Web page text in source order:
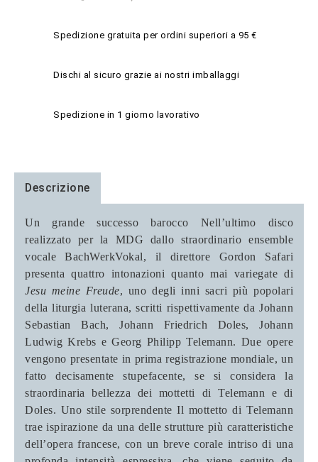
Spedizione gratuita per ordini superiori a 95 €
Dischi al sicuro grazie ai nostri imballaggi
Spedizione in 1 giorno lavorativo
Descrizione
Un grande successo barocco Nell’ultimo disco
realizzato per la MDG dallo straordinario ensemble
vocale BachWerkVokal, il direttore Gordon Safari
presenta quattro intonazioni quanto mai variegate di
Jesu meine Freude, uno degli inni sacri più popolari
della liturgia luterana, scritti rispettivamente da Johann
Sebastian Bach, Johann Friedrich Doles, Johann
Ludwig Krebs e Georg Philipp Telemann. Due opere
vengono presentate in prima registrazione mondiale, un
fatto decisamente stupefacente, se si considera la
straordinaria bellezza dei mottetti di Telemann e di
Doles. Uno stile sorprendente Il mottetto di Telemann
trae ispirazione da una delle strutture più caratteristiche
dell’opera francese, con un breve corale intriso di una